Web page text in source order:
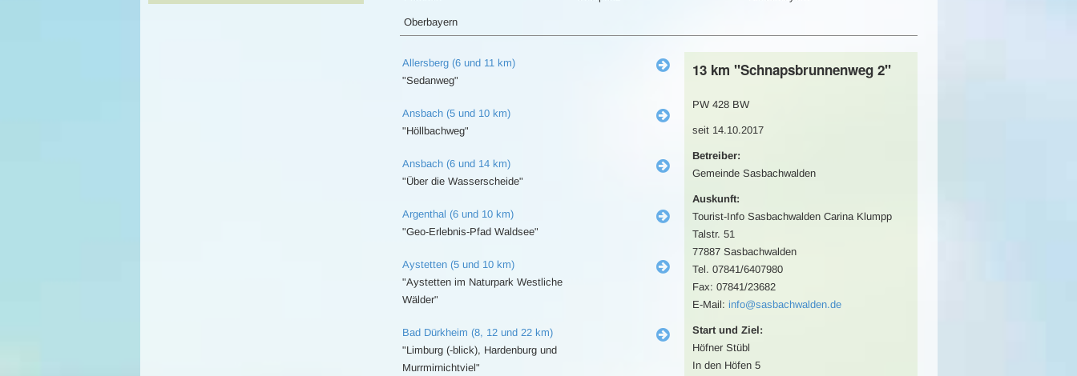
Oberbayern
Allersberg (6 und 11 km)
"Sedanweg"
Ansbach (5 und 10 km)
"Höllbachweg"
Ansbach (6 und 14 km)
"Über die Wasserscheide"
Argenthal (6 und 10 km)
"Geo-Erlebnis-Pfad Waldsee"
Aystetten (5 und 10 km)
"Aystetten im Naturpark Westliche
Wälder"
Bad Dürkheim (8, 12 und 22 km)
"Limburg (-blick), Hardenburg und
Murrmirnichtviel"
13 km "Schnapsbrunnenweg 2"
PW 428 BW
seit 14.10.2017
Betreiber:
Gemeinde Sasbachwalden
Auskunft:
Tourist-Info Sasbachwalden Carina Klumpp
Talstr. 51
77887 Sasbachwalden
Tel. 07841/6407980
Fax: 07841/23682
E-Mail: info@sasbachwalden.de
Start und Ziel:
Höfner Stübl
In den Höfen 5